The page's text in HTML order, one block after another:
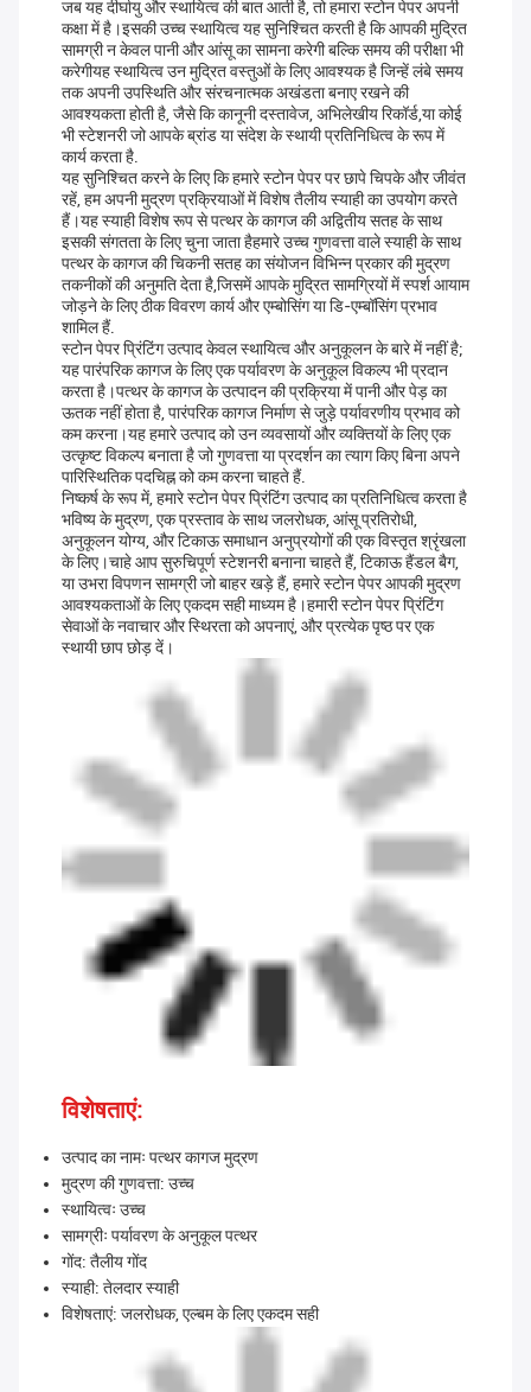
जब यह दीर्घायु और स्थायित्व की बात आती है, तो हमारा स्टोन पेपर अपनी
कक्षा में है।इसकी उच्च स्थायित्व यह सुनिश्चित करती है कि आपकी मुद्रित
सामग्री न केवल पानी और आंसू का सामना करेगी बल्कि समय की परीक्षा भी
करेगीयह स्थायित्व उन मुद्रित वस्तुओं के लिए आवश्यक है जिन्हें लंबे समय
तक अपनी उपस्थिति और संरचनात्मक अखंडता बनाए रखने की
आवश्यकता होती है, जैसे कि कानूनी दस्तावेज, अभिलेखीय रिकॉर्ड,या कोई
भी स्टेशनरी जो आपके ब्रांड या संदेश के स्थायी प्रतिनिधित्व के रूप में
कार्य करता है.
यह सुनिश्चित करने के लिए कि हमारे स्टोन पेपर पर छापे चिपके और जीवंत
रहें, हम अपनी मुद्रण प्रक्रियाओं में विशेष तैलीय स्याही का उपयोग करते
हैं।यह स्याही विशेष रूप से पत्थर के कागज की अद्वितीय सतह के साथ
इसकी संगतता के लिए चुना जाता हैहमारे उच्च गुणवत्ता वाले स्याही के साथ
पत्थर के कागज की चिकनी सतह का संयोजन विभिन्न प्रकार की मुद्रण
तकनीकों की अनुमति देता है,जिसमें आपके मुद्रित सामग्रियों में स्पर्श आयाम
जोड़ने के लिए ठीक विवरण कार्य और एम्बोसिंग या डि-एम्बॉसिंग प्रभाव
शामिल हैं.
स्टोन पेपर प्रिंटिंग उत्पाद केवल स्थायित्व और अनुकूलन के बारे में नहीं है;
यह पारंपरिक कागज के लिए एक पर्यावरण के अनुकूल विकल्प भी प्रदान
करता है।पत्थर के कागज के उत्पादन की प्रक्रिया में पानी और पेड़ का
ऊतक नहीं होता है, पारंपरिक कागज निर्माण से जुड़े पर्यावरणीय प्रभाव को
कम करना।यह हमारे उत्पाद को उन व्यवसायों और व्यक्तियों के लिए एक
उत्कृष्ट विकल्प बनाता है जो गुणवत्ता या प्रदर्शन का त्याग किए बिना अपने
पारिस्थितिक पदचिह्न को कम करना चाहते हैं.
निष्कर्ष के रूप में, हमारे स्टोन पेपर प्रिंटिंग उत्पाद का प्रतिनिधित्व करता है
भविष्य के मुद्रण, एक प्रस्ताव के साथ जलरोधक, आंसू प्रतिरोधी,
अनुकूलन योग्य, और टिकाऊ समाधान अनुप्रयोगों की एक विस्तृत श्रृंखला
के लिए।चाहे आप सुरुचिपूर्ण स्टेशनरी बनाना चाहते हैं, टिकाऊ हैंडल बैग,
या उभरा विपणन सामग्री जो बाहर खड़े हैं, हमारे स्टोन पेपर आपकी मुद्रण
आवश्यकताओं के लिए एकदम सही माध्यम है।हमारी स्टोन पेपर प्रिंटिंग
सेवाओं के नवाचार और स्थिरता को अपनाएं, और प्रत्येक पृष्ठ पर एक
स्थायी छाप छोड़ दें।
विशेषताएं:
उत्पाद का नामः पत्थर कागज मुद्रण
मुद्रण की गुणवत्ता: उच्च
स्थायित्वः उच्च
सामग्रीः पर्यावरण के अनुकूल पत्थर
गोंद: तैलीय गोंद
स्याही: तेलदार स्याही
विशेषताएं: जलरोधक, एल्बम के लिए एकदम सही